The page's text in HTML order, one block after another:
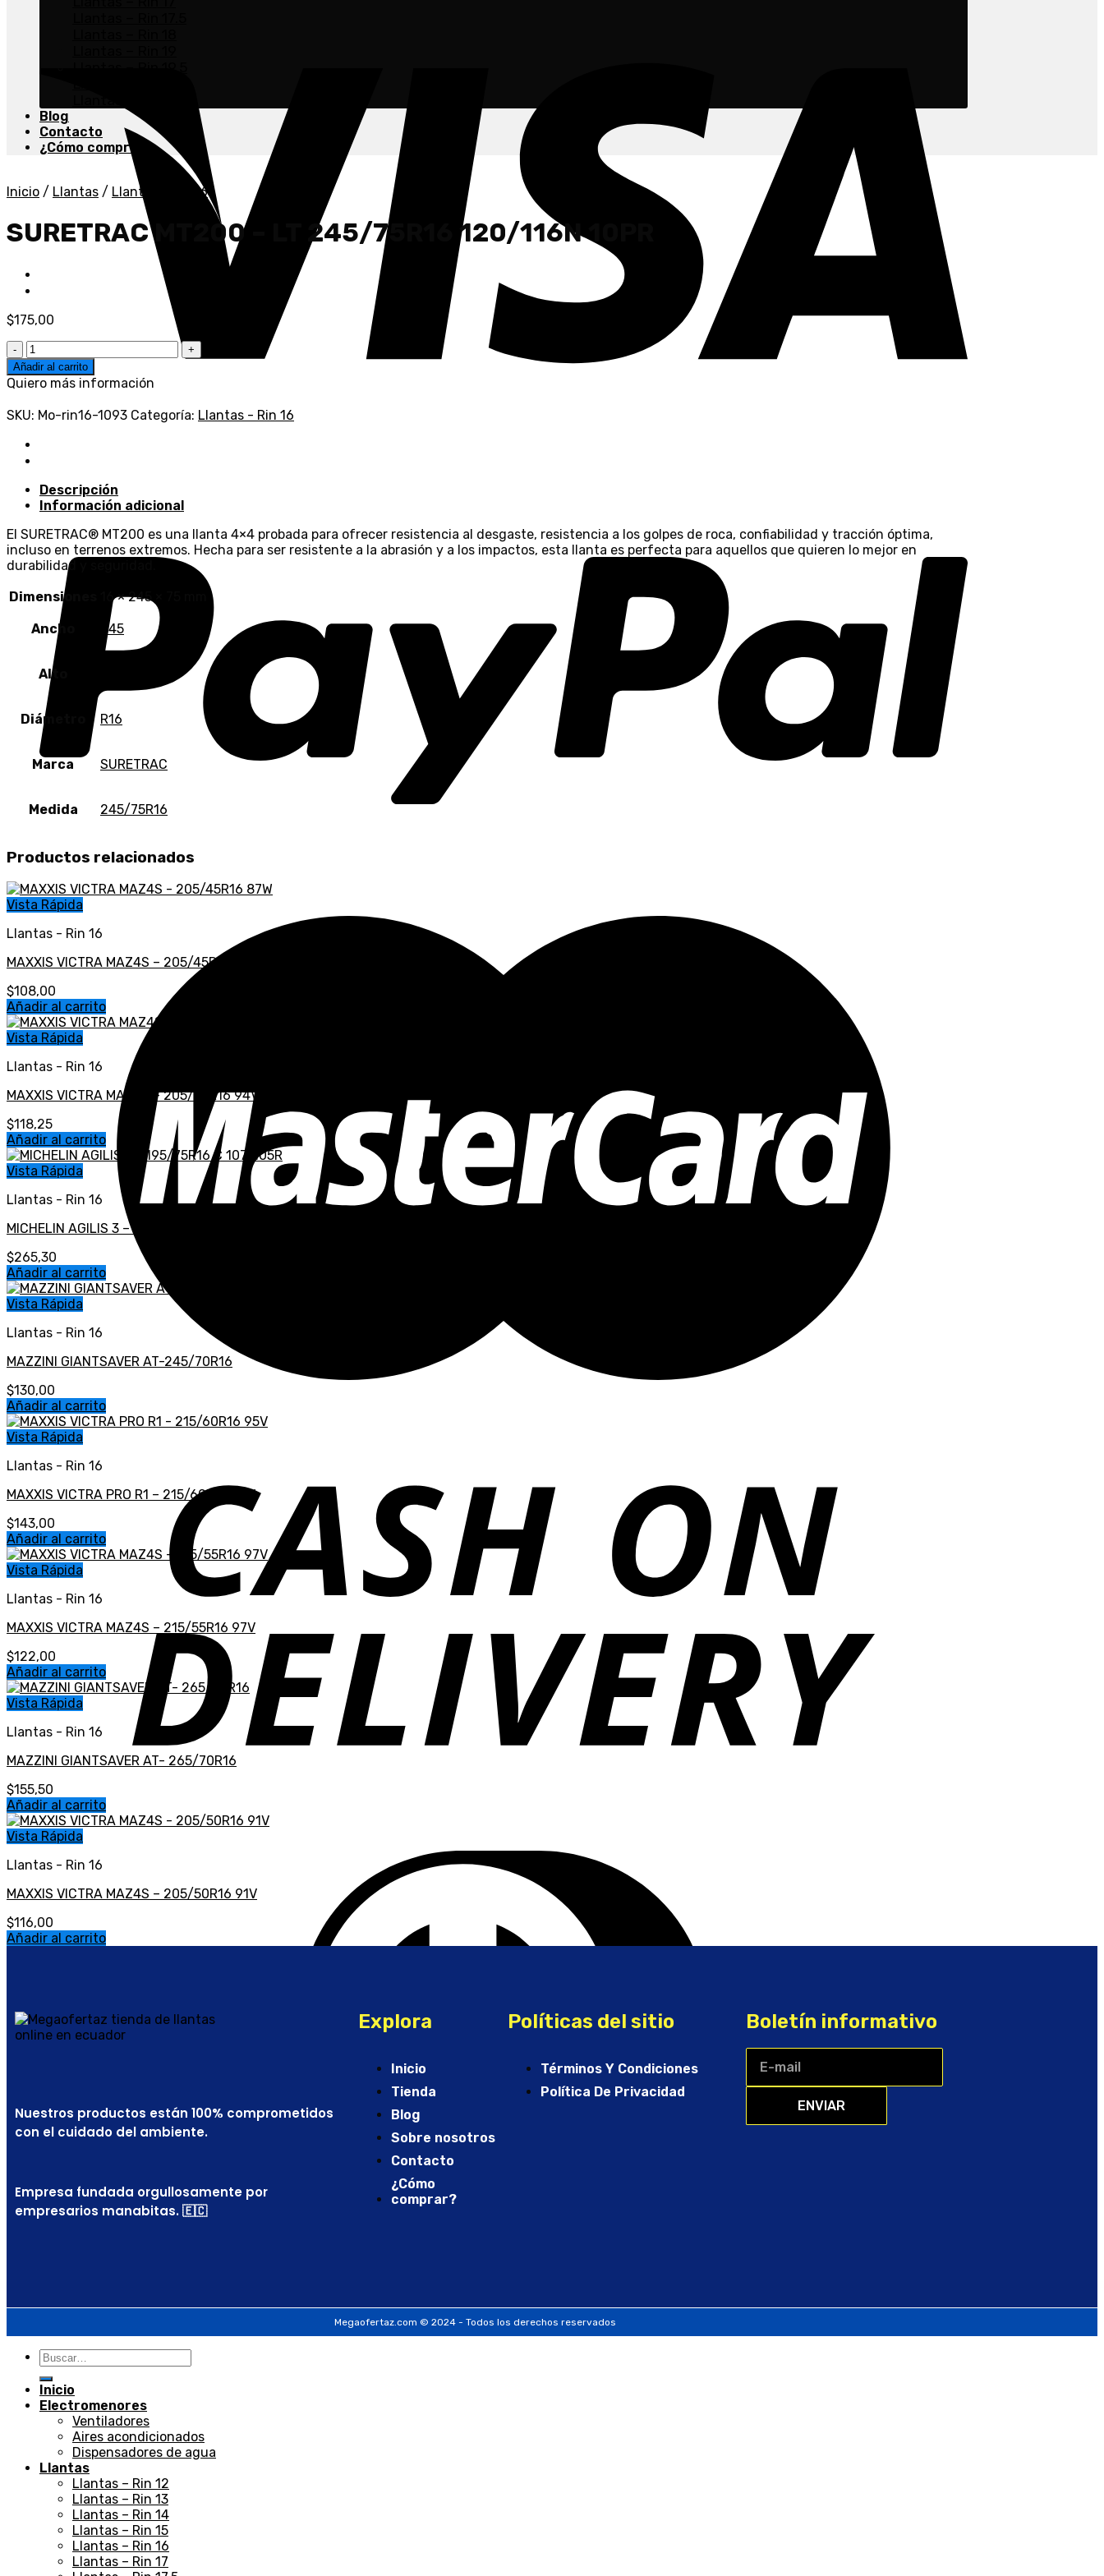
Blog
Contacto
¿Cómo comprar?
Inicio / Llantas / Llantas - Rin 16
SURETRAC MT200 – LT 245/75R16 120/116N 10PR
$175,00
Añadir al carrito
Quiero más información
SKU: Mo-rin16-1093 Categoría: Llantas - Rin 16
Descripción
Información adicional
El SURETRAC® MT200 es una llanta 4×4 probada para ofrecer resistencia al desgaste, resistencia a los golpes de roca, confiabilidad y tracción óptima,
incluso en terrenos extremos. Hecha para ser resistente a la abrasión y a los impactos, esta llanta es perfecta para aquellos que quieren lo mejor en
durabilidad y seguridad.
Dimensiones
16 × 245 × 75 mm
Ancho 245
Alto
Diámetro R16
Marca SURETRAC
Medida 245/75R16
Productos relacionados
Vista Rápida
Llantas - Rin 16
MAXXIS VICTRA MAZ4S – 205/45R16 87W
$108,00
Añadir al carrito
Vista Rápida
Llantas - Rin 16
MAXXIS VICTRA MAZ4S – 205/55R16 94V
$118,25
Añadir al carrito
Vista Rápida
Llantas - Rin 16
MICHELIN AGILIS 3 – 195/75R16 C 107/105R
$265,30
Añadir al carrito
Vista Rápida
Llantas - Rin 16
MAZZINI GIANTSAVER AT-245/70R16
$130,00
Añadir al carrito
Vista Rápida
Llantas - Rin 16
MAXXIS VICTRA PRO R1 – 215/60R16 95V
$143,00
Añadir al carrito
Vista Rápida
Llantas - Rin 16
MAXXIS VICTRA MAZ4S – 215/55R16 97V
$122,00
Añadir al carrito
Vista Rápida
Llantas - Rin 16
MAZZINI GIANTSAVER AT- 265/70R16
$155,50
Añadir al carrito
Vista Rápida
Llantas - Rin 16
MAXXIS VICTRA MAZ4S – 205/50R16 91V
$116,00
Añadir al carrito
Nuestros productos están 100% comprometidos
con el cuidado del ambiente.
Empresa fundada orgullosamente por
empresarios manabitas. 🇪🇨
Explora
Inicio
Tienda
Blog
Sobre nosotros
Contacto
¿Cómo
comprar?
Políticas del sitio
Términos Y Condiciones
Política De Privacidad
Boletín informativo
ENVIAR
Megaofertaz.com © 2024 - Todos los derechos reservados
Inicio
Electromenores
Ventiladores
Aires acondicionados
Dispensadores de agua
Llantas
Llantas – Rin 12
Llantas – Rin 13
Llantas – Rin 14
Llantas – Rin 15
Llantas – Rin 16
Llantas – Rin 17